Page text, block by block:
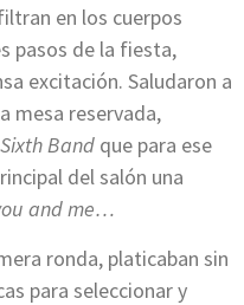
en los cuerpos
pasos de la fiesta,
excitación. Saludaron a
mesa reservada,
Band que para ese
del salón una
and me…
ronda, platicaban sin
para seleccionar y